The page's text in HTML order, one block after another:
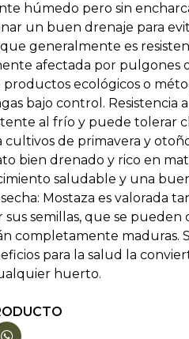
húmedo pero sin
un buen drenaje para
generalmente es
afectada por pulgones o
ecológicos o
bajo control. Resistencia
al frío y puede tolerar
de primavera y
bien drenado y rico en
saludable y una
Mostaza es valorada
semillas, que se pueden
completamente maduras.
para la salud la
huerto.